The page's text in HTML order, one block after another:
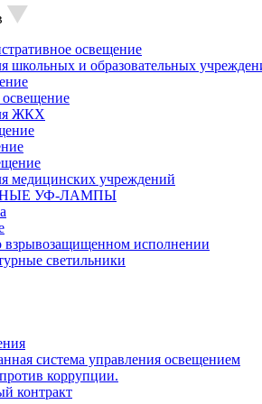
освещение
школьных и образовательных
ЖКХ
медицинских учреждений
УФ-ЛАМПЫ
взрывозащищенном исполнении
светильники
система управления освещением
коррупции.
контракт